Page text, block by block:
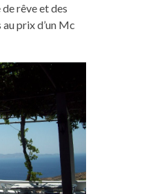
rêve et des
prix d’un Mc